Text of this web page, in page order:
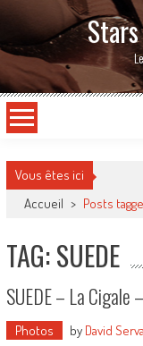
Vous êtes ici
Accueil > Posts
TAG: SUEDE
SUEDE – La
Photos by David